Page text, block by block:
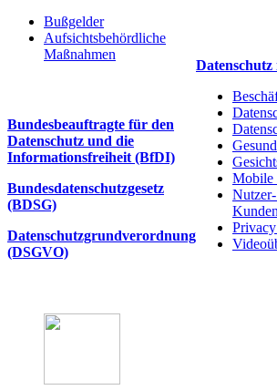
Bußgelder
Aufsichtsbehördliche
Maßnahmen
Bundesbeauftragte für den
Datenschutz und die
Informationsfreiheit (BfDI)
Bundesdatenschutzgesetz
(BDSG)
Datenschutzgrundverordnung
(DSGVO)
Mobile